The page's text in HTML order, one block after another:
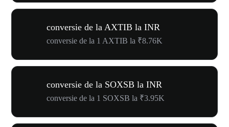
conversie de la AXTIB la INR
conversie de la 1 AXTIB la ₹8.76K
conversie de la SOXSB la INR
conversie de la 1 SOXSB la ₹3.95K